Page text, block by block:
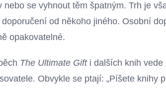
nebo se vyhnout těm špatným. Trh je
doporučení od někoho jiného. Osobní
opakovatelné.
The Ultimate Gifti dalších knih vede
Obvykle se ptají: „Píšete knihy